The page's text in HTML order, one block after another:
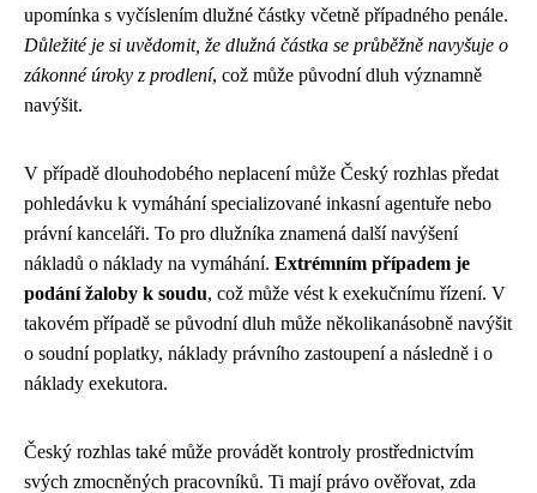
upomínka s vyčíslením dlužné částky včetně případného penále.
Důležité je si uvědomit, že dlužná částka se průběžně navyšuje o
zákonné úroky z prodlení, což může původní dluh významně
navýšit.
V případě dlouhodobého neplacení může Český rozhlas předat
pohledávku k vymáhání specializované inkasní agentuře nebo
právní kanceláři. To pro dlužníka znamená další navýšení
nákladů o náklady na vymáhání. Extrémním případem je
podání žaloby k soudu, což může vést k exekučnímu řízení. V
takovém případě se původní dluh může několikanásobně navýšit
o soudní poplatky, náklady právního zastoupení a následně i o
náklady exekutora.
Český rozhlas také může provádět kontroly prostřednictvím
svých zmocněných pracovníků. Ti mají právo ověřovat, zda